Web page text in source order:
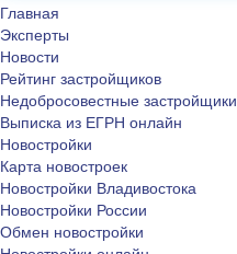
Главная
Эксперты
Новости
Рейтинг застройщиков
Недобросовестные застройщики
Выписка из ЕГРН онлайн
Новостройки
Карта новостроек
Новостройки Владивостока
Новостройки России
Обмен новостройки